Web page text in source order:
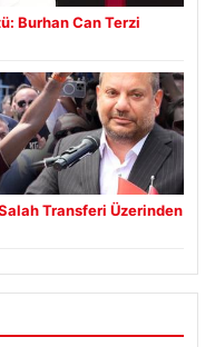
Burhan Can Terzi
Transferi Üzerinden